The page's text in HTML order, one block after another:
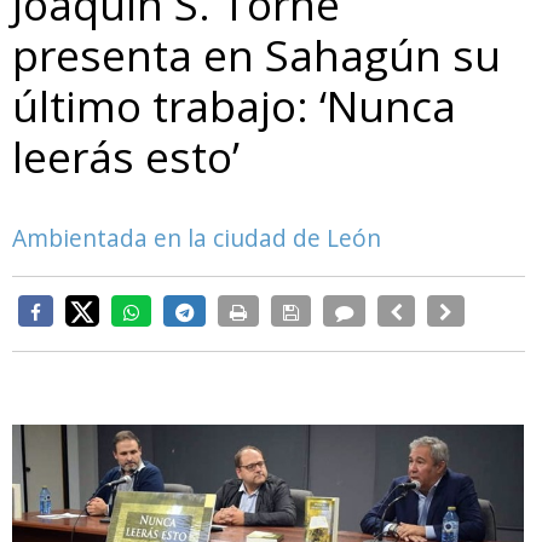
presenta en Sahagún su
último trabajo: ‘Nunca
leerás esto’
Ambientada en la ciudad de León